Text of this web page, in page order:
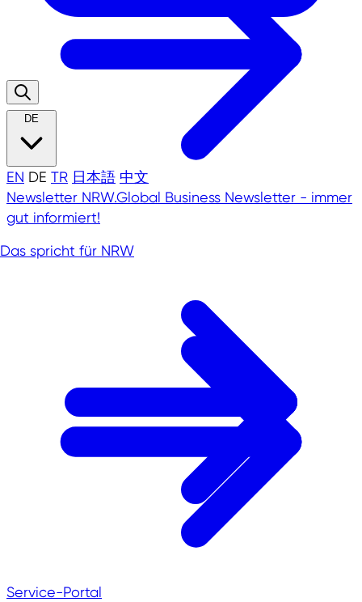
DE
EN DE TR 日本語 中文
Newsletter NRW.Global Business Newsletter - immer
gut informiert!
Service-Portal
Das spricht für NRW